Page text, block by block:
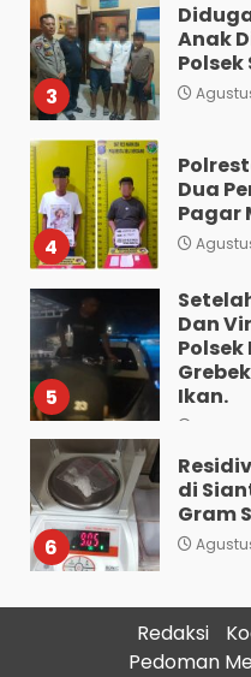
3
Anak
4
Dua
Pagar
5
Dan
Ikan.
6
di
Gram
Sat
4.800
Redaksi
Pedoman